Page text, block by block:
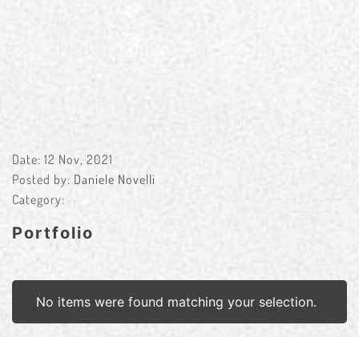
Date: 12 Nov, 2021
Posted by: Daniele Novelli
Category:
Portfolio
No items were found matching your selection.